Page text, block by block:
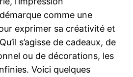
comme une
exprimer sa créativité et
s’agisse de cadeaux, de
ou de décorations, les
Voici quelques